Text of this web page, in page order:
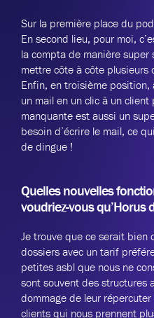
Sur la première place du
En second lieu, pour moi,
la compta de manière
mettre côte à côte plusieurs
Enfin, en troisième position,
un mail en un clic à un
manquante est aussi un
besoin d’écrire le mail, ce
de dingue !
Quelles nouvelles
voudriez-vous qu’Horus
Je trouve que ce serait
dossiers avec un tarif
petites asbl que nous ne
sont souvent des structures
dommage de leur
clients qui nous prennent